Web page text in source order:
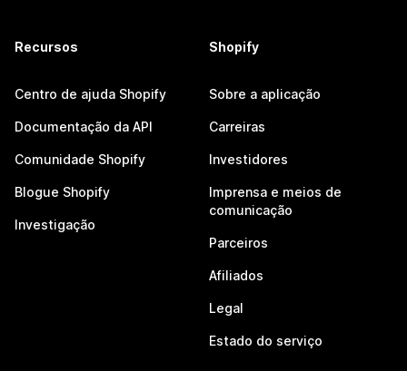
Recursos
Centro de ajuda Shopify
Documentação da API
Comunidade Shopify
Blogue Shopify
Investigação
Shopify
Sobre a aplicação
Carreiras
Investidores
Imprensa e meios de
comunicação
Parceiros
Afiliados
Legal
Estado do serviço